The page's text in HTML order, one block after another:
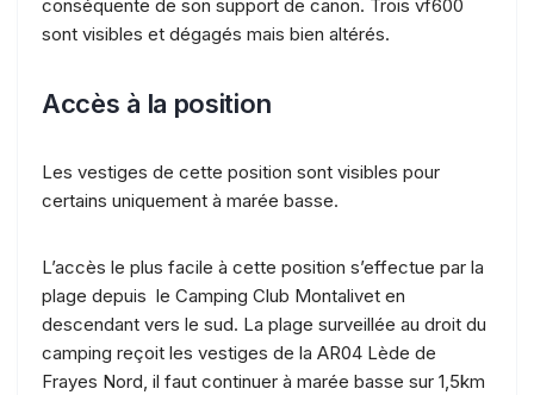
conséquente de son support de canon. Trois vf600
sont visibles et dégagés mais bien altérés.
Accès à la position
Les vestiges de cette position sont visibles pour
certains uniquement à marée basse.
L’accès le plus facile à cette position s’effectue par la
plage depuis le Camping Club Montalivet en
descendant vers le sud. La plage surveillée au droit du
camping reçoit les vestiges de la AR04 Lède de
Frayes Nord, il faut continuer à marée basse sur 1,5km